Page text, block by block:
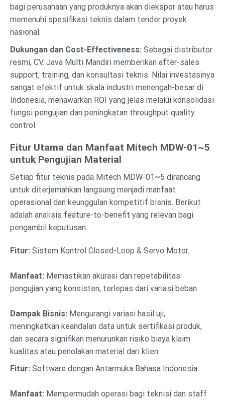
bagi perusahaan yang produknya akan diekspor atau harus
memenuhi spesifikasi teknis dalam tender proyek
nasional.
Dukungan dan Cost-Effectiveness: Sebagai distributor
resmi, CV. Java Multi Mandiri memberikan after-sales
support, training, dan konsultasi teknis. Nilai investasinya
sangat efektif untuk skala industri menengah-besar di
Indonesia, menawarkan ROI yang jelas melalui konsolidasi
fungsi pengujian dan peningkatan throughput quality
control.
Fitur Utama dan Manfaat Mitech MDW-01~5
untuk Pengujian Material
Setiap fitur teknis pada Mitech MDW-01~5 dirancang
untuk diterjemahkan langsung menjadi manfaat
operasional dan keunggulan kompetitif bisnis. Berikut
adalah analisis feature-to-benefit yang relevan bagi
pengambil keputusan.
Fitur: Sistem Kontrol Closed-Loop & Servo Motor.
Manfaat: Memastikan akurasi dan repetabilitas
pengujian yang konsisten, terlepas dari variasi beban.
Dampak Bisnis: Mengurangi variasi hasil uji,
meningkatkan keandalan data untuk sertifikasi produk,
dan secara signifikan menurunkan risiko biaya klaim
kualitas atau penolakan material dari klien.
Fitur: Software dengan Antarmuka Bahasa Indonesia.
Manfaat: Mempermudah operasi bagi teknisi dan staff